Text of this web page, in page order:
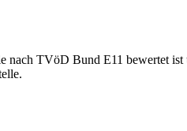
nach TVöD Bund E11 bewertet